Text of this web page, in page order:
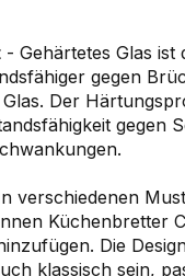
- Gehärtetes Glas
gegen
Der
gegen
verschiedenen
Küchenbretter
Die
klassisch sein,